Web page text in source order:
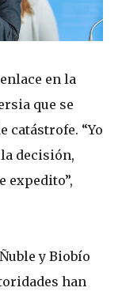
en la
que se
catástrofe. “Yo
decisión,
expedito”,
y Biobío
han